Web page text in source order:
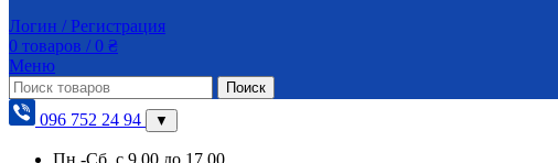
Логин / Регистрация
0 товаров / 0 ₴
Меню
Поиск
096 752 24 94 ▼
Пн.-Сб. с 9.00 до 17.00